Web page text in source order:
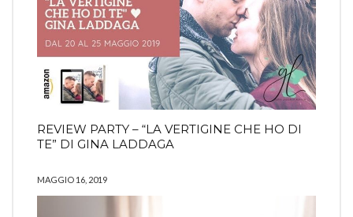
REVIEW PARTY – “LA VERTIGINE CHE HO DI
TE” DI GINA LADDAGA
MAGGIO 16, 2019